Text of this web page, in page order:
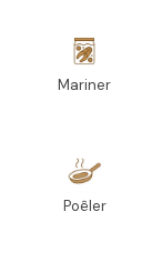
Mariner
Poêler